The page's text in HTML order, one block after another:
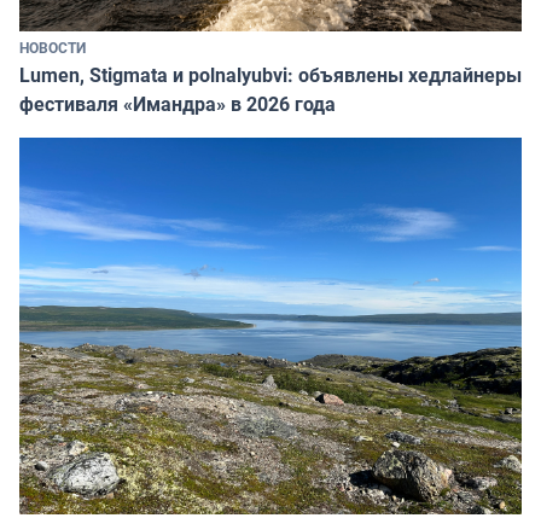
НОВОСТИ
Lumen, Stigmata и polnalyubvi: объявлены хедлайнеры
фестиваля «Имандра» в 2026 года